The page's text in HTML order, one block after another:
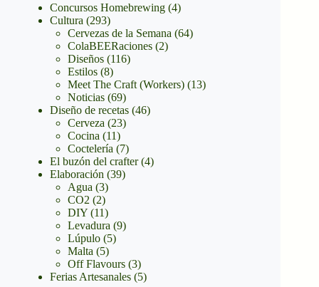
Concursos Homebrewing (4)
Cultura (293)
Cervezas de la Semana (64)
ColaBEERaciones (2)
Diseños (116)
Estilos (8)
Meet The Craft (Workers) (13)
Noticias (69)
Diseño de recetas (46)
Cerveza (23)
Cocina (11)
Coctelería (7)
El buzón del crafter(4)
Elaboración (39)
Agua (3)
CO2 (2)
DIY (11)
Levadura (9)
Lúpulo (5)
Malta (5)
Off Flavours (3)
Ferias Artesanales (5)